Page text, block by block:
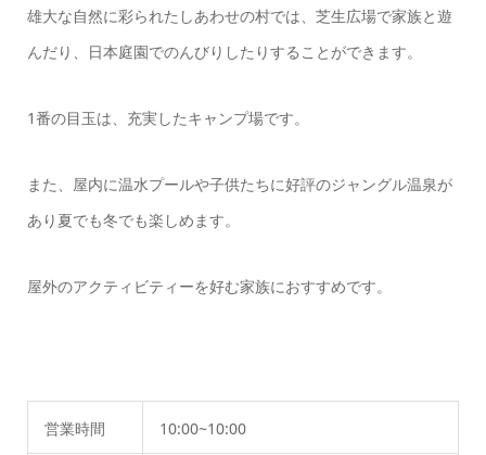
雄大な自然に彩られたしあわせの村では、芝生広場で家族と遊
んだり、日本庭園でのんびりしたりすることができます。
1番の目玉は、充実したキャンプ場です。
また、屋内に温水プールや子供たちに好評のジャングル温泉が
あり夏でも冬でも楽しめます。
屋外のアクティビティーを好む家族におすすめです。
営業時間 10:00~10:00